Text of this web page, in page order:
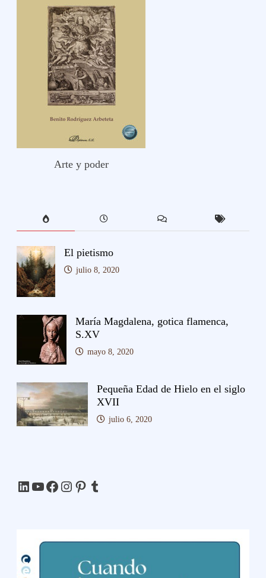
Arte y poder
El pietismo
julio 8, 2020
María Magdalena, gotica flamenca,
S.XV
mayo 8, 2020
Pequeña Edad de Hielo en el siglo
XVII
julio 6, 2020
LinkedIn
YouTube
Facebook
Instagram
Pinterest
Tumblr